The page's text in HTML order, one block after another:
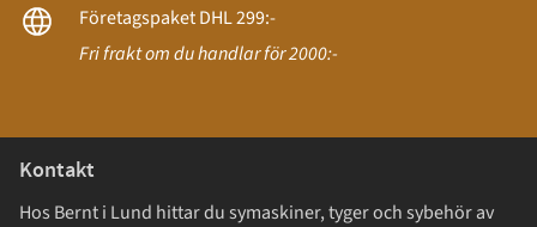
Företagspaket DHL 299:-
Fri frakt om du handlar för 2000:-
Kontakt
Hos Bernt i Lund hittar du symaskiner, tyger och sybehör av